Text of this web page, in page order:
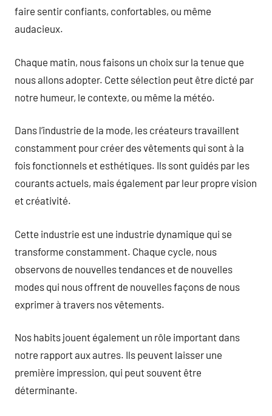
faire sentir confiants, confortables, ou même
audacieux.
Chaque matin, nous faisons un choix sur la tenue que
nous allons adopter. Cette sélection peut être dicté par
notre humeur, le contexte, ou même la météo.
Dans l’industrie de la mode, les créateurs travaillent
constamment pour créer des vêtements qui sont à la
fois fonctionnels et esthétiques. Ils sont guidés par les
courants actuels, mais également par leur propre vision
et créativité.
Cette industrie est une industrie dynamique qui se
transforme constamment. Chaque cycle, nous
observons de nouvelles tendances et de nouvelles
modes qui nous offrent de nouvelles façons de nous
exprimer à travers nos vêtements.
Nos habits jouent également un rôle important dans
notre rapport aux autres. Ils peuvent laisser une
première impression, qui peut souvent être
déterminante.